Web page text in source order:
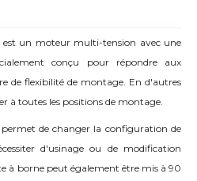
un moteur multi-tension avec une
conçu pour répondre aux
de flexibilité de montage. En d'autres
à toutes les positions de montage.
de changer la configuration de
d'usinage ou de modification
à borne peut également être mis à 90